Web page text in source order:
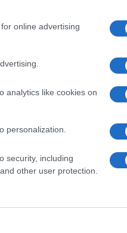
online advertising
analytics like cookies on
personalization.
security, including
other user protection.